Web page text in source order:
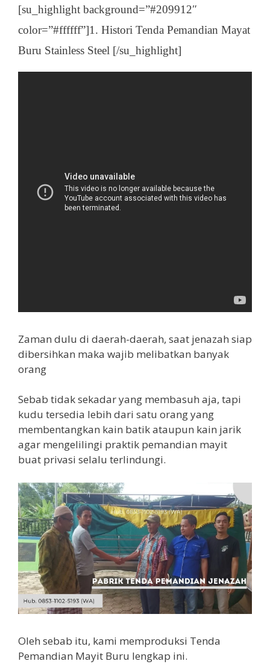
[su_highlight background=”#209912″
color=”#ffffff”]1. Histori Tenda Pemandian Mayat
Buru Stainless Steel [/su_highlight]
Zaman dulu di daerah-daerah, saat jenazah siap
dibersihkan maka wajib melibatkan banyak
orang
Sebab tidak sekadar yang membasuh aja, tapi
kudu tersedia lebih dari satu orang yang
membentangkan kain batik ataupun kain jarik
agar mengelilingi praktik pemandian mayit
buat privasi selalu terlindungi.
Oleh sebab itu, kami memproduksi Tenda
Pemandian Mayit Buru lengkap ini.